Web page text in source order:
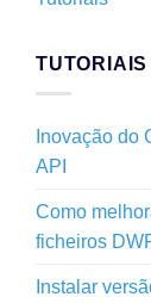
Inovação do
API
Como
ficheiros
Instalar